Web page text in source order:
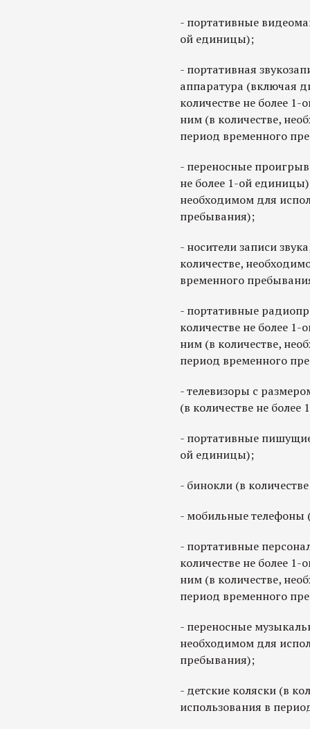
- портативные
ой единицы);
- портативная
аппаратура (включая
количестве не более
ним (в количестве,
период временного
- переносные
не более 1-ой
необходимом для
пребывания);
- носители записи
количестве,
временного
- портативные
количестве не более
ним (в количестве,
период временного
- телевизоры с
(в количестве не
- портативные
ой единицы);
- бинокли (в
- мобильные телефоны
- портативные
количестве не более
ним (в количестве,
период временного
- переносные
необходимом для
пребывания);
- детские коляски (в
использования в